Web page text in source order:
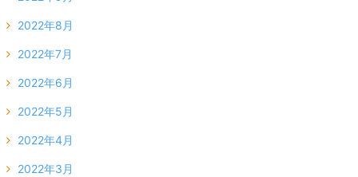
2022年8月
2022年7月
2022年6月
2022年5月
2022年4月
2022年3月